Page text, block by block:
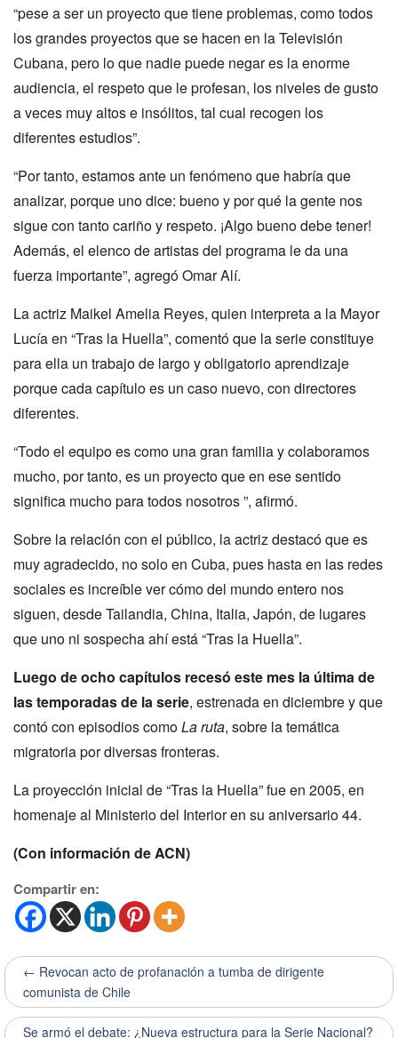
“pese a ser un proyecto que tiene problemas, como todos
los grandes proyectos que se hacen en la Televisión
Cubana, pero lo que nadie puede negar es la enorme
audiencia, el respeto que le profesan, los niveles de gusto
a veces muy altos e insólitos, tal cual recogen los
diferentes estudios”.
“Por tanto, estamos ante un fenómeno que habría que
analizar, porque uno dice: bueno y por qué la gente nos
sigue con tanto cariño y respeto. ¡Algo bueno debe tener!
Además, el elenco de artistas del programa le da una
fuerza importante”, agregó Omar Alí.
La actriz Maikel Amelia Reyes, quien interpreta a la Mayor
Lucía en “Tras la Huella”, comentó que la serie constituye
para ella un trabajo de largo y obligatorio aprendizaje
porque cada capítulo es un caso nuevo, con directores
diferentes.
“Todo el equipo es como una gran familia y colaboramos
mucho, por tanto, es un proyecto que en ese sentido
significa mucho para todos nosotros”, afirmó.
Sobre la relación con el público, la actriz destacó que es
muy agradecido, no solo en Cuba, pues hasta en las redes
sociales es increíble ver cómo del mundo entero nos
siguen, desde Tailandia, China, Italia, Japón, de lugares
que uno ni sospecha ahí está“Tras la Huella”.
Luego de ocho capítulos recesó este mes la última de
las temporadas de la serie, estrenada en diciembre y que
contó con episodios comoLa ruta, sobre la temática
migratoria por diversas fronteras.
La proyección inicial de“Tras la Huella”fue en 2005, en
homenaje al Ministerio del Interior en su aniversario 44.
(Con información de ACN)
Compartir en:
← Revocan acto de profanación a tumba de dirigente
comunista de Chile
Se armó el debate: ¿Nueva estructura para la Serie Nacional?